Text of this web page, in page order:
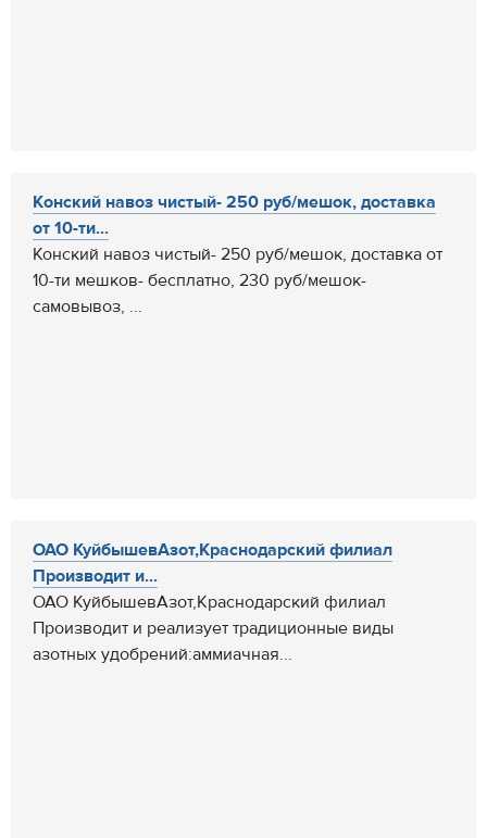
Конский навоз чистый- 250 руб/мешок, доставка
от 10-ти...
Конский навоз чистый- 250 руб/мешок, доставка от
10-ти мешков- бесплатно, 230 руб/мешок-
самовывоз, ...
ОАО КуйбышевАзот,Краснодарский филиал
Производит и...
ОАО КуйбышевАзот,Краснодарский филиал
Производит и реализует традиционные виды
азотных удобрений:аммиачная...